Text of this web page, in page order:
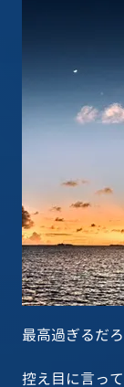
最高過ぎるだろ
控え目に言っ